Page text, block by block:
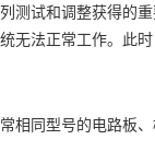
测试和调整获得的
无法正常工作。此
相同型号的电路板